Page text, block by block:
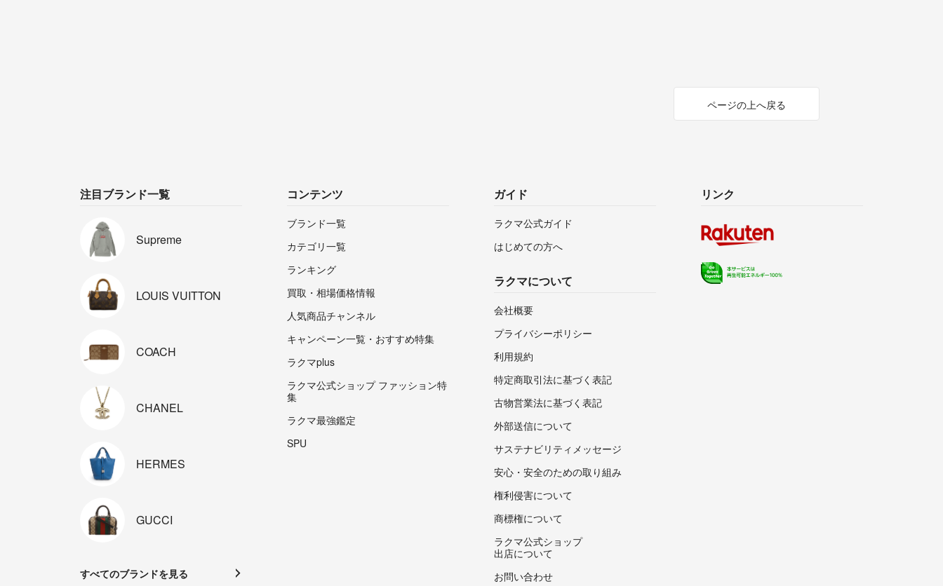
ページの上へ戻る
注目ブランド一覧
Supreme
LOUIS VUITTON
COACH
CHANEL
HERMES
GUCCI
すべてのブランドを見る
コンテンツ
ブランド一覧
カテゴリ一覧
ランキング
買取・相場価格情報
人気商品チャンネル
キャンペーン一覧・おすすめ特集
ラクマplus
ラクマ公式ショップ ファッション特
集
ラクマ最強鑑定
SPU
ガイド
ラクマ公式ガイド
はじめての方へ
ラクマについて
会社概要
プライバシーポリシー
利用規約
特定商取引法に基づく表記
古物営業法に基づく表記
外部送信について
サステナビリティメッセージ
安心・安全のための取り組み
権利侵害について
商標権について
ラクマ公式ショップ
出店について
お問い合わせ
リンク